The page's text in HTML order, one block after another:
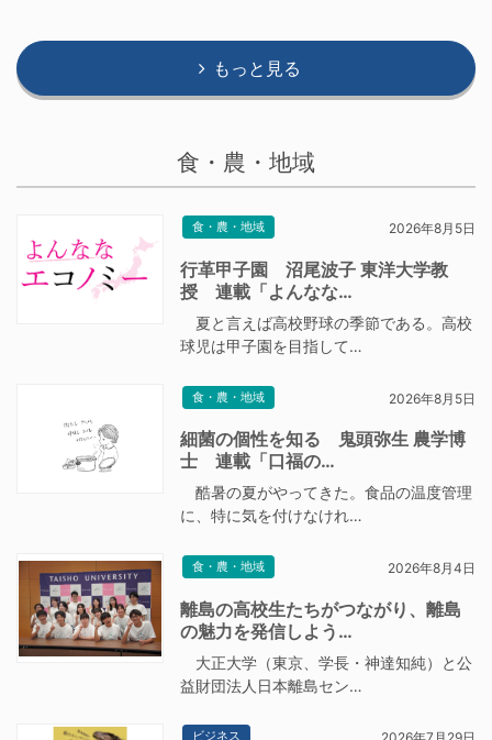
もっと見る
食・農・地域
食・農・地域 2026年8月5日
行革甲子園 沼尾波子 東洋大学教
授 連載「よんなな…
夏と言えば高校野球の季節である。高校
球児は甲子園を目指して…
食・農・地域 2026年8月5日
細菌の個性を知る 鬼頭弥生 農学博
士 連載「口福の…
酷暑の夏がやってきた。食品の温度管理
に、特に気を付けなけれ…
食・農・地域 2026年8月4日
離島の高校生たちがつながり、離島
の魅力を発信しよう…
大正大学（東京、学長・神達知純）と公
益財団法人日本離島セン…
ビジネス